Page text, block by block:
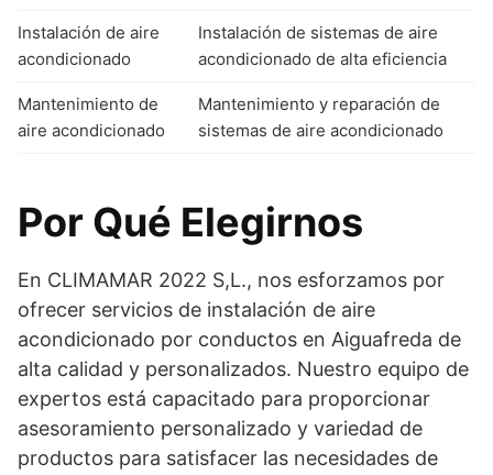
Instalación de aire
acondicionado
Instalación de sistemas de aire
acondicionado de alta eficiencia
Mantenimiento de
aire acondicionado
Mantenimiento y reparación de
sistemas de aire acondicionado
Por Qué Elegirnos
En CLIMAMAR 2022 S,L., nos esforzamos por
ofrecer servicios de instalación de aire
acondicionado por conductos en Aiguafreda de
alta calidad y personalizados. Nuestro equipo de
expertos está capacitado para proporcionar
asesoramiento personalizado y variedad de
productos para satisfacer las necesidades de